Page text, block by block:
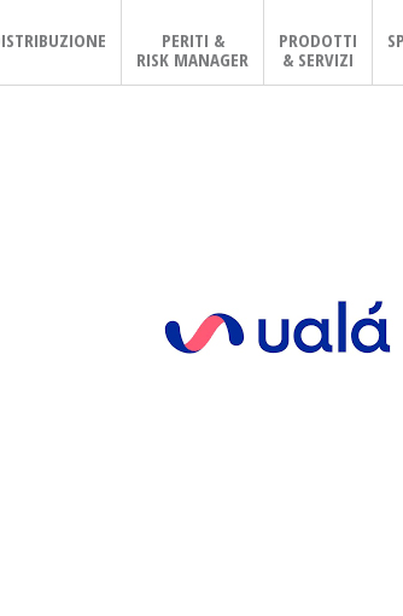
PERITI &
RISK MANAGER
PRODOTTI
& SERVIZI